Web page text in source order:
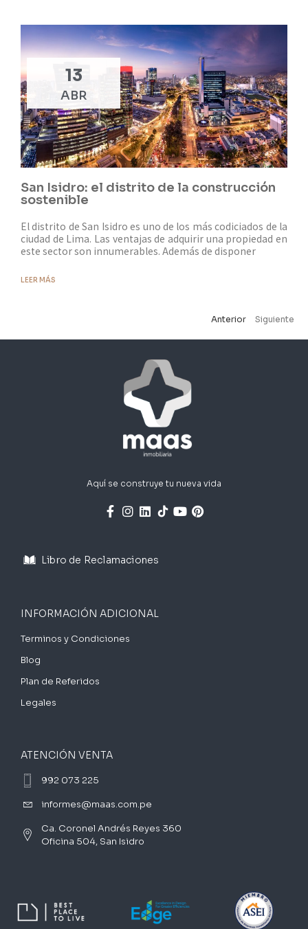
San Isidro: el distrito de la construcción
sostenible
13
ABR
El distrito de San Isidro es uno de los más codiciados de la
ciudad de Lima. Las ventajas de adquirir una propiedad en
este sector son innumerables. Además de disponer
LEER MÁS
Anterior Siguiente
Aquí se construye tu nueva vida
Libro de Reclamaciones
INFORMACIÓN ADICIONAL
Terminos y Condiciones
Blog
Plan de Referidos
Legales
ATENCIÓN VENTA
992 073 225
informes@maas.com.pe
Ca. Coronel Andrés Reyes 360
Oficina 504, San Isidro